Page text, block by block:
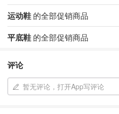
运动鞋 的全部促销商品
平底鞋 的全部促销商品
评论
暂无评论，打开App写评论